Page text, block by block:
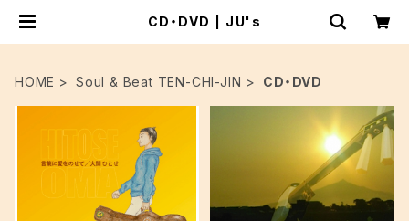
CD・DVD | JU's
HOME Soul & Beat TEN-CHI-JIN CD・DVD